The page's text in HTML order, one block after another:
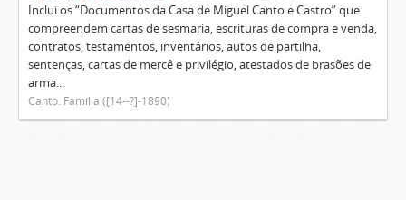
Inclui os “Documentos da Casa de Miguel Canto e Castro” que
compreendem cartas de sesmaria, escrituras de compra e venda,
contratos, testamentos, inventários, autos de partilha,
sentenças, cartas de mercê e privilégio, atestados de brasões de
arma...
Canto. Família ([14--?]-1890)